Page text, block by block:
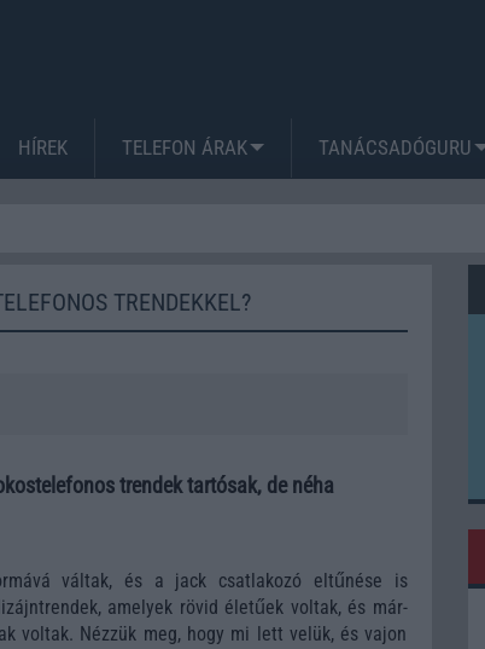
HÍREK TELEFON ÁRAK TANÁCSADÓGURU
TRENDEKKEL?
trendek tartósak, de néha
váltak, és a jack csatlakozó eltűnése is
amelyek rövid életűek voltak, és már-
voltak. Nézzük meg, hogy mi lett velük, és vajon